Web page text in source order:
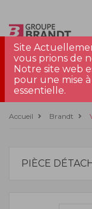
Site
vous prions de
Notre site web
pour une mise
essentielle.
Accueil Brandt
PIÈCE